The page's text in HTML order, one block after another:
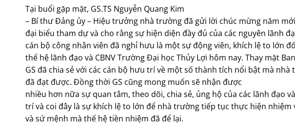
Tại buổi gặp mặt, GS.TS Nguyễn Quang Kim
– Bí thư Đảng ủy – Hiệu trưởng nhà trường đã gửi lời chúc mừng năm
đại biểu tham dự và cho rằng sự hiện diện đầy đủ của các nguyên lãnh
cán bộ công nhân viên đã nghỉ hưu là một sự động viên, khích lệ to lớn
thế hệ lãnh đạo và CBNV Trường Đại học Thủy Lợi hôm nay. Thay mặt
GS đã chia sẻ với các cán bộ hưu trí về một số thành tích nổi bật mà nhà
đã đạt được. Đồng thời GS cũng mong muốn sẽ nhận được
nhiều hơn nữa sự quan tâm, theo dõi, chia sẻ, ủng hộ của các lãnh đạo
trí và coi đây là sự khích lệ to lớn để nhà trường tiếp tục thực hiện nhiệm
và sứ mệnh mà thế hệ tiền nhiệm đã để lại.